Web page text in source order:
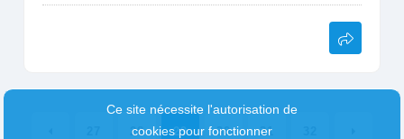
28 29 30 31
Ce site nécessite l'autorisation de
cookies pour fonctionner